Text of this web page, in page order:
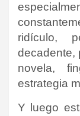
ridículo,
decadente,
novela,
estrategia
Y luego